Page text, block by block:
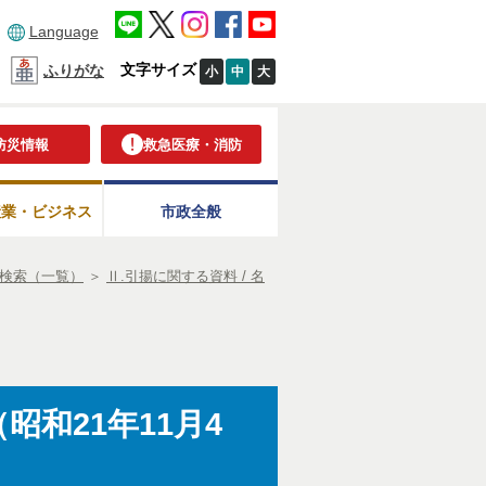
Language
ふりがな 文字サイズ 小 中 大
災情報 救急医療・消防
・ビジネス 市政全般
索（一覧） ＞ Ⅱ.引揚に関する資料 / 名
和21年11月4